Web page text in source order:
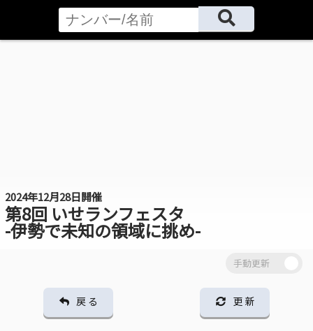
2024年12月28日開催
第8回 いせランフェスタ
-伊勢で未知の領域に挑め-
戻 る 更 新